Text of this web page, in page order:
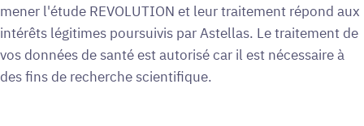
mener l'étude REVOLUTION et leur traitement répond aux
intérêts légitimes poursuivis par Astellas. Le traitement de
vos données de santé est autorisé car il est nécessaire à
des fins de recherche scientifique.